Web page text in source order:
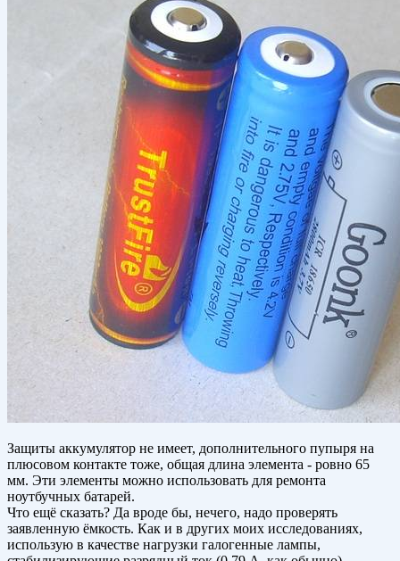
Защиты аккумулятор не имеет, дополнительного пупыря на
плюсовом контакте тоже, общая длина элемента - ровно 65
мм. Эти элементы можно использовать для ремонта
ноутбучных батарей.
Что ещё сказать? Да вроде бы, нечего, надо проверять
заявленную ёмкость. Как и в других моих исследованиях,
использую в качестве нагрузки галогенные лампы,